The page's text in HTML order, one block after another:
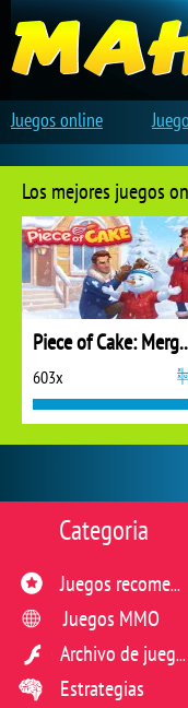
Categoria
Juegos recomendados
Juegos MMO
Archivo de juegos flash
Estrategias
Los mejores juegos
Piece of
603x
Juegos online